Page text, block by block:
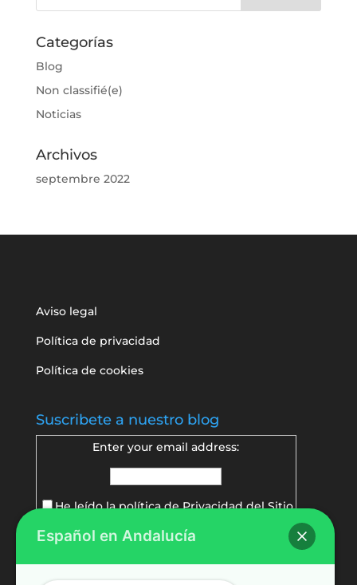
Categorías
Blog
Non classifié(e)
Noticias
Archivos
septembre 2022
Aviso legal
Política de privacidad
Política de cookies
Suscribete a nuestro blog
Enter your email address:
He leído la política dePrivacidad del Sitio
Español en Andalucía